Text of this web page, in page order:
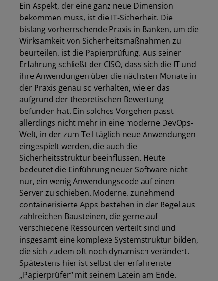
Ein Aspekt, der eine ganz neue Dimension
bekommen muss, ist die IT-Sicherheit. Die
bislang vorherrschende Praxis in Banken, um die
Wirksamkeit von Sicherheitsmaßnahmen zu
beurteilen, ist die Papierprüfung. Aus seiner
Erfahrung schließt der CISO, dass sich die IT und
ihre Anwendungen über die nächsten Monate in
der Praxis genau so verhalten, wie er das
aufgrund der theoretischen Bewertung
befunden hat. Ein solches Vorgehen passt
allerdings nicht mehr in eine moderne DevOps-
Welt, in der zum Teil täglich neue Anwendungen
eingespielt werden, die auch die
Sicherheitsstruktur beeinflussen. Heute
bedeutet die Einführung neuer Software nicht
nur, ein wenig Anwendungscode auf einen
Server zu schieben. Moderne, zunehmend
containerisierte Apps bestehen in der Regel aus
zahlreichen Bausteinen, die gerne auf
verschiedene Ressourcen verteilt sind und
insgesamt eine komplexe Systemstruktur bilden,
die sich zudem oft noch dynamisch verändert.
Spätestens hier ist selbst der erfahrenste
„Papierprüfer“ mit seinem Latein am Ende.